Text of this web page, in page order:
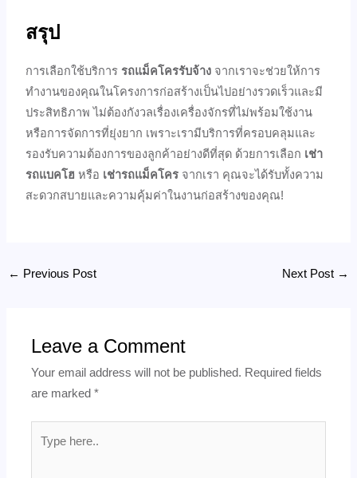
สรุป
การเลือกใช้บริการรถแม็คโครรับจ้าง จากเราจะช่วยให้การ
ทำงานของคุณในโครงการก่อสร้างเป็นไปอย่างรวดเร็วและมี
ประสิทธิภาพ ไม่ต้องกังวลเรื่องเครื่องจักรที่ไม่พร้อมใช้งาน
หรือการจัดการที่ยุ่งยาก เพราะเรามีบริการที่ครอบคลุมและ
รองรับความต้องการของลูกค้าอย่างดีที่สุด ด้วยการเลือก เช่า
รถแบคโฮ หรือ เช่ารถแม็คโคร จากเรา คุณจะได้รับทั้งความ
สะดวกสบายและความคุ้มค่าในงานก่อสร้างของคุณ!
← Previous Post Next Post →
Leave a Comment
Your email address will not be published. Required fields
are marked*
here..